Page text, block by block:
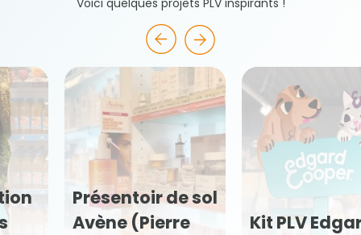
Voici quelques projets PLV inspirants !
Kit PLV Edgard
Kit PLV
Flexofytol